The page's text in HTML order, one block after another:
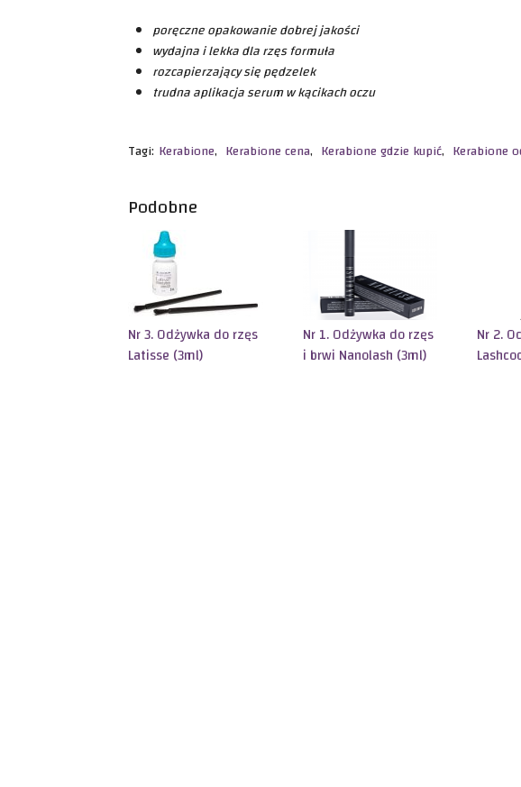
poręczne opakowanie dobrej jakości
wydajna i lekka dla rzęs formuła
rozcapierzający się pędzelek
trudna aplikacja serum w kącikach oczu
Tagi: Kerabione, Kerabione cena, Kerabione gdzie kupić, Kerabione
Podobne
Nr 3. Odżywka do rzęs
Latisse (3ml)
Nr 1. Odżywka do rzęs
i brwi Nanolash (3ml)
Nr 2.